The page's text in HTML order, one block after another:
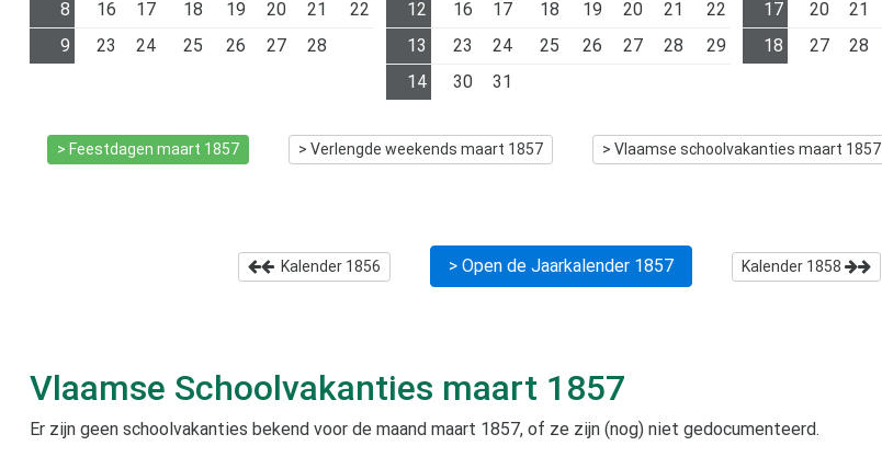
8
16 17 18 19 20 21
22
9
23 24 25 26 27 28
12
16 17 18 19 20 21
22
13
23 24 25 26 27 28
29
14
30 31
17
20 21
18
27 28
> Feestdagen maart 1857 > Verlengde weekends maart 1857 > Vlaamse schoolvakanties maart 1857
Kalender 1856 > Open de Jaarkalender 1857 Kalender 1858
Vlaamse Schoolvakanties maart 1857
Er zijn geen schoolvakanties bekend voor de maand maart 1857, of ze zijn (nog) niet gedocumenteerd.